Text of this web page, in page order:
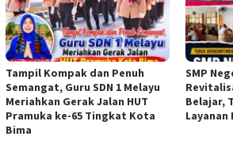
Tampil Kompak dan Penuh
Semangat, Guru SDN 1 Melayu
Meriahkan Gerak Jalan HUT
Pramuka ke-65 Tingkat Kota
Bima
SMP
Belajar,